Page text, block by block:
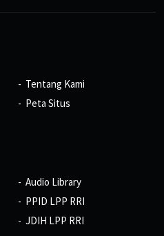
Tentang Kami
Peta Situs
Audio Library
PPID LPP RRI
JDIH LPP RRI